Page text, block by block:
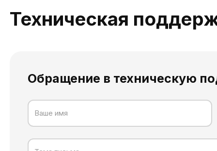
Техническая
Обращение в техническую
Ваше имя